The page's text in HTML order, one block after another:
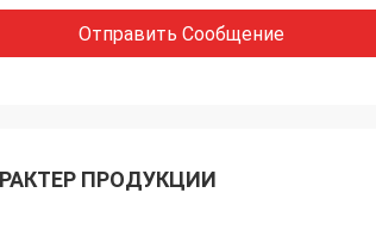
Отправить Сообщение
ПРОДУКЦИИ